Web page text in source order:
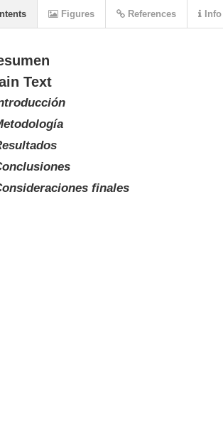
Text
finales
Figures References Info